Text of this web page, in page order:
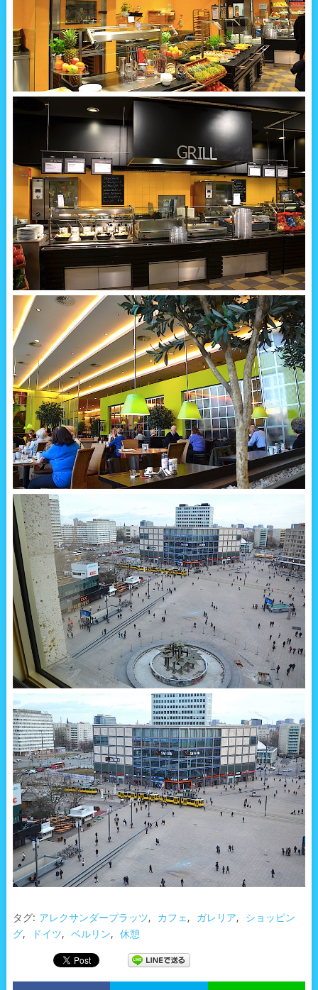
タグ: アレクサンダープラッツ, カフェ , ガレリア,
ショッピン
グ, ドイツ, ベルリン, 休憩